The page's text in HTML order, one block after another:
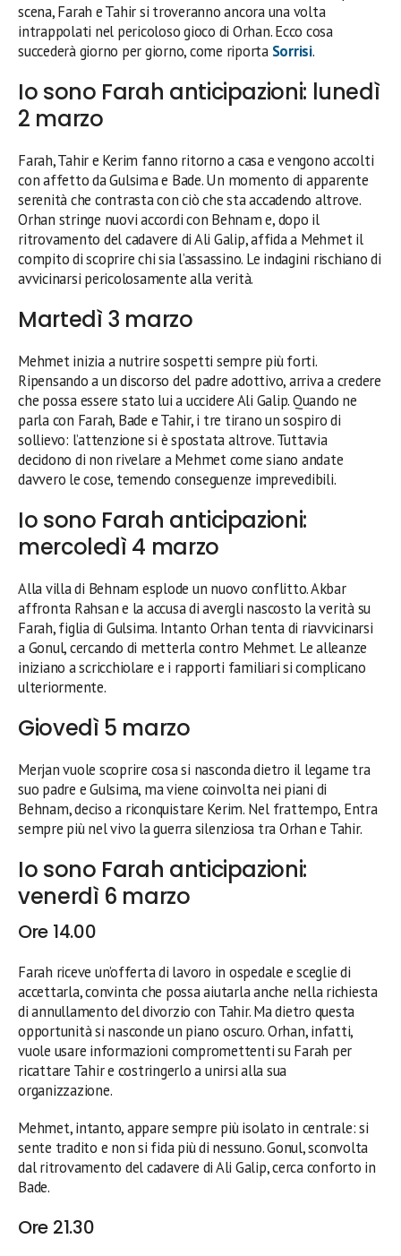
scena, Farah e Tahir si troveranno ancora una volta
intrappolati nel pericoloso gioco di Orhan. Ecco cosa
succederà giorno per giorno, come riporta Sorrisi.
Io sono Farah anticipazioni: lunedì
2 marzo
Farah, Tahir e Kerim fanno ritorno a casa e vengono accolti
con affetto da Gulsima e Bade. Un momento di apparente
serenità che contrasta con ciò che sta accadendo altrove.
Orhan stringe nuovi accordi con Behnam e, dopo il
ritrovamento del cadavere di Ali Galip, affida a Mehmet il
compito di scoprire chi sia l’assassino. Le indagini rischiano di
avvicinarsi pericolosamente alla verità.
Martedì 3 marzo
Mehmet inizia a nutrire sospetti sempre più forti.
Ripensando a un discorso del padre adottivo, arriva a credere
che possa essere stato lui a uccidere Ali Galip. Quando ne
parla con Farah, Bade e Tahir, i tre tirano un sospiro di
sollievo: l’attenzione si è spostata altrove. Tuttavia
decidono di non rivelare a Mehmet come siano andate
davvero le cose, temendo conseguenze imprevedibili.
Io sono Farah anticipazioni:
mercoledì 4 marzo
Alla villa di Behnam esplode un nuovo conflitto. Akbar
affronta Rahsan e la accusa di avergli nascosto la verità su
Farah, figlia di Gulsima. Intanto Orhan tenta di riavvicinarsi
a Gonul, cercando di metterla contro Mehmet. Le alleanze
iniziano a scricchiolare e i rapporti familiari si complicano
ulteriormente.
Giovedì 5 marzo
Merjan vuole scoprire cosa si nasconda dietro il legame tra
suo padre e Gulsima, ma viene coinvolta nei piani di
Behnam, deciso a riconquistare Kerim. Nel frattempo, Entra
sempre più nel vivo la guerra silenziosa tra Orhan e Tahir.
Io sono Farah anticipazioni:
venerdì 6 marzo
Ore 14.00
Farah riceve un’offerta di lavoro in ospedale e sceglie di
accettarla, convinta che possa aiutarla anche nella richiesta
di annullamento del divorzio con Tahir. Ma dietro questa
opportunità si nasconde un piano oscuro. Orhan, infatti,
vuole usare informazioni compromettenti su Farah per
ricattare Tahir e costringerlo a unirsi alla sua
organizzazione.
Mehmet, intanto, appare sempre più isolato in centrale: si
sente tradito e non si fida più di nessuno. Gonul, sconvolta
dal ritrovamento del cadavere di Ali Galip, cerca conforto in
Bade.
Ore 21.30